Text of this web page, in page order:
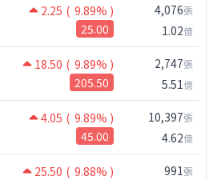
2.25 ( 9.89% )
25.00
4,076張
1.02億
18.50 ( 9.89% )
205.50
2,747張
5.51億
4.05 ( 9.89% )
45.00
10,397張
4.62億
25.50 ( 9.88% ) 991張